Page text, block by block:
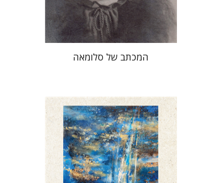
$46
$41
המכתב של סלומאה
דוד הנשקה